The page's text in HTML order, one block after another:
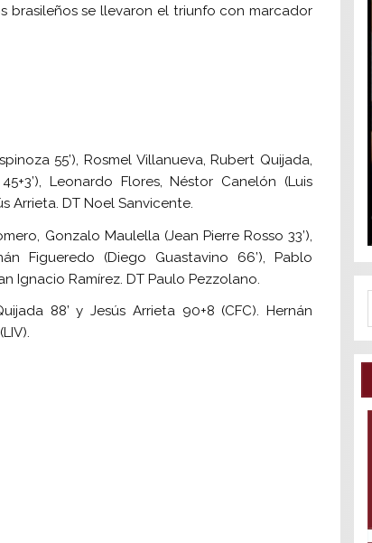
brasileños se llevaron el triunfo con marcador
55’), Rosmel Villanueva, Rubert Quijada,
Leonardo Flores, Néstor Canelón (Luis
Arrieta. DT Noel Sanvicente.
Gonzalo Maulella (Jean Pierre Rosso 33’),
Figueredo (Diego Guastavino 66’), Pablo
Ignacio Ramírez. DT Paulo Pezzolano.
88’ y Jesús Arrieta 90+8 (CFC). Hernán